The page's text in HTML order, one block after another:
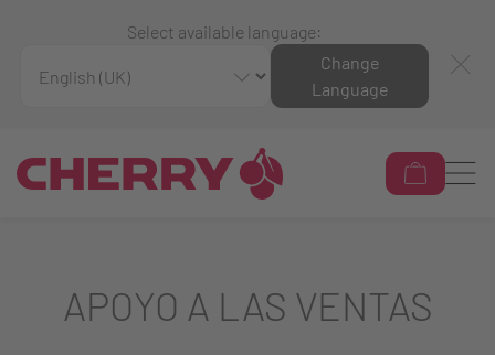
Select available language:
Change
Language
APOYO A LAS VENTAS